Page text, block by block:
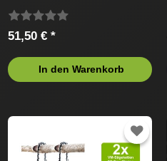
51,50 € *
In den Warenkorb